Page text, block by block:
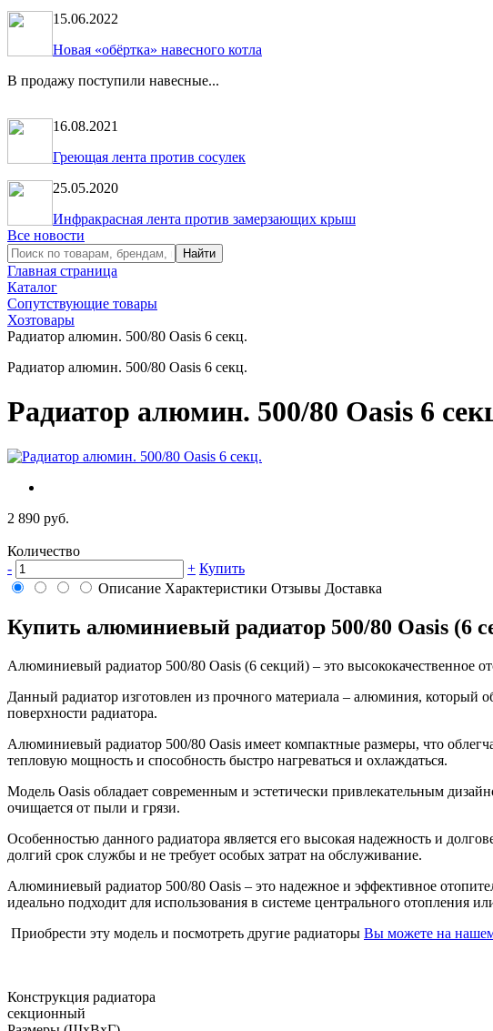
15.06.2022
Новая «обёртка» навесного котла
В продажу поступили навесные...
16.08.2021
Греющая лента против сосулек
25.05.2020
Инфракрасная лента против замерзающих крыш
Все новости
Главная страница
Каталог
Сопутствующие товары
Хозтовары
Радиатор алюмин. 500/80 Oasis 6 секц.
Радиатор алюмин. 500/80 Oasis 6 секц.
Радиатор алюмин. 500/80 Oasis 6
2 890 руб.
Количество
-
+ Купить
Описание Характеристики Отзывы Доставка
Купить алюминиевый радиатор 500/80 Oasis (6
Алюминиевый радиатор 500/80 Oasis (6 секций) – это высококачественное
Данный радиатор изготовлен из прочного материала – алюминия, который
поверхности радиатора.
Алюминиевый радиатор 500/80 Oasis имеет компактные размеры, что
тепловую мощность и способность быстро нагреваться и охлаждаться.
Модель Oasis обладает современным и эстетически привлекательным
очищается от пыли и грязи.
Особенностью данного радиатора является его высокая надежность и
долгий срок службы и не требует особых затрат на обслуживание.
Алюминиевый радиатор 500/80 Oasis – это надежное и эффективное
идеально подходит для использования в системе центрального отопления
Приобрести эту модель и посмотреть другие радиаторы Вы можете на
Конструкция радиатора
секционный